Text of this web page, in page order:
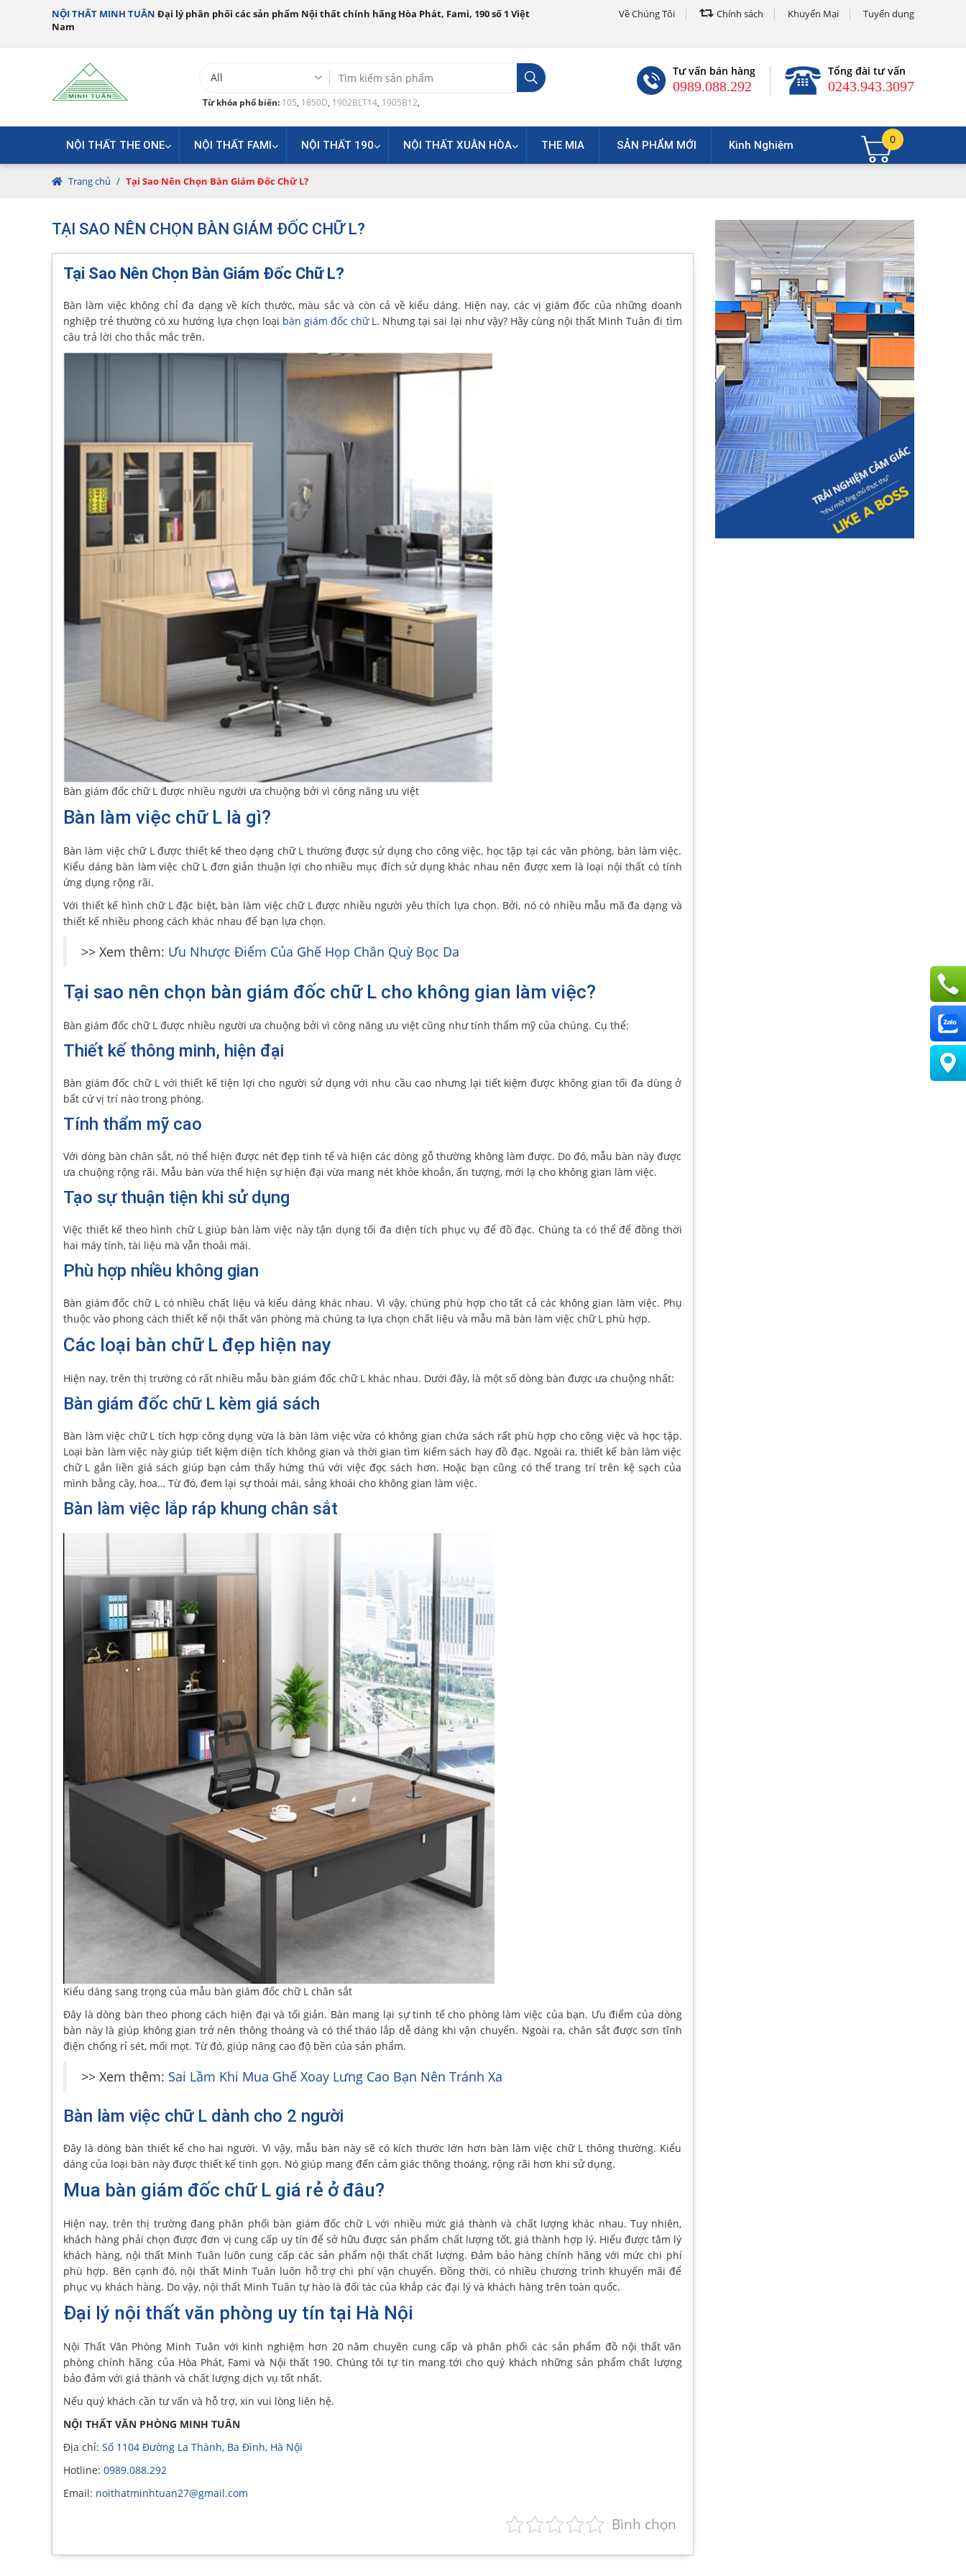
NỘI THẤT MINH TUÂN Đại lý phân phối các sản phẩm Nội thất chính hãng Hòa Phát, Fami, 190 số 1 Việt
Nam
Về Chúng Tôi Chính sách Khuyến Mại Tuyển dụng
for:
Từ khóa phổ biến: 105, 1850D, 1902BLT14, 1905B12,
Tư vấn bán hàng
0989.088.292
Tổng đài tư vấn
0243.943.3097
NỘI THẤT THE ONE NỘI THẤT FAMI NỘI THẤT 190 NỘI THẤT XUÂN HÒA THE MIA SẢN PHẨM MỚI Kinh Nghiệm 0
Trang chủ / Tại Sao Nên Chọn Bàn Giám Đốc Chữ L?
TẠI SAO NÊN CHỌN BÀN GIÁM ĐỐC CHỮ L?
Tại Sao Nên Chọn Bàn Giám Đốc Chữ L?
Bàn làm việc không chỉ đa dạng về kích thước, màu sắc và còn cả về kiểu dáng. Hiện nay, các vị giám đốc của những doanh
nghiệp trẻ thường có xu hướng lựa chọn loại bàn giám đốc chữ L. Nhưng tại sai lại như vậy? Hãy cùng nội thất Minh Tuân đi tìm
câu trả lời cho thắc mắc trên.
Bàn giám đốc chữ L được nhiều người ưa chuộng bởi vì công năng ưu việt
Bàn làm việc chữ L là gì?
Bàn làm việc chữ L được thiết kế theo dạng chữ L thường được sử dụng cho công việc, học tập tại các văn phòng, bàn làm việc.
Kiểu dáng bàn làm việc chữ L đơn giản thuận lợi cho nhiều mục đích sử dụng khác nhau nên được xem là loại nội thất có tính
ứng dụng rộng rãi.
Với thiết kế hình chữ L đặc biệt, bàn làm việc chữ L được nhiều người yêu thích lựa chọn. Bởi, nó có nhiều mẫu mã đa dạng và
thiết kế nhiều phong cách khác nhau để bạn lựa chọn.
>> Xem thêm: Ưu Nhược Điểm Của Ghế Họp Chân Quỳ Bọc Da
Tại sao nên chọn bàn giám đốc chữ L cho không gian làm việc?
Bàn giám đốc chữ L được nhiều người ưa chuộng bởi vì công năng ưu việt cũng như tính thẩm mỹ của chúng. Cụ thể:
Thiết kế thông minh, hiện đại
Bàn giám đốc chữ L với thiết kế tiện lợi cho người sử dụng với nhu cầu cao nhưng lại tiết kiệm được không gian tối đa dùng ở
bất cứ vị trí nào trong phòng.
Tính thẩm mỹ cao
Với dòng bàn chân sắt, nó thể hiện được nét đẹp tinh tế và hiện các dòng gỗ thường không làm được. Do đó, mẫu bàn này được
ưa chuộng rộng rãi. Mẫu bàn vừa thể hiện sự hiện đại vừa mang nét khỏe khoắn, ấn tượng, mới lạ cho không gian làm việc.
Tạo sự thuận tiện khi sử dụng
Việc thiết kế theo hình chữ L giúp bàn làm việc này tận dụng tối đa diện tích phục vụ để đồ đạc. Chúng ta có thể để đồng thời
hai máy tính, tài liệu mà vẫn thoải mái.
Phù hợp nhiều không gian
Bàn giám đốc chữ L có nhiều chất liệu và kiểu dáng khác nhau. Vì vậy, chúng phù hợp cho tất cả các không gian làm việc. Phụ
thuộc vào phong cách thiết kế nội thất văn phòng mà chúng ta lựa chọn chất liệu và mẫu mã bàn làm việc chữ L phù hợp.
Các loại bàn chữ L đẹp hiện nay
Hiện nay, trên thị trường có rất nhiều mẫu bàn giám đốc chữ L khác nhau. Dưới đây, là một số dòng bàn được ưa chuộng nhất:
Bàn giám đốc chữ L kèm giá sách
Bàn làm việc chữ L tích hợp công dụng vừa là bàn làm việc vừa có không gian chứa sách rất phù hợp cho công việc và học tập.
Loại bàn làm việc này giúp tiết kiệm diện tích không gian và thời gian tìm kiếm sách hay đồ đạc. Ngoài ra, thiết kế bàn làm việc
chữ L gắn liền giá sách giúp bạn cảm thấy hứng thú với việc đọc sách hơn. Hoặc bạn cũng có thể trang trí trên kệ sạch của
mình bằng cây, hoa… Từ đó, đem lại sự thoải mái, sảng khoái cho không gian làm việc.
Bàn làm việc lắp ráp khung chân sắt
Kiểu dáng sang trọng của mẫu bàn giám đốc chữ L chân sắt
Đây là dòng bàn theo phong cách hiện đại và tối giản. Bàn mang lại sự tinh tế cho phòng làm việc của bạn. Ưu điểm của dòng
bàn này là giúp không gian trở nên thông thoáng và có thể tháo lắp dễ dàng khi vận chuyển. Ngoài ra, chân sắt được sơn tĩnh
điện chống rỉ sét, mối mọt. Từ đó, giúp nâng cao độ bền của sản phẩm.
>> Xem thêm: Sai Lầm Khi Mua Ghế Xoay Lưng Cao Bạn Nên Tránh Xa
Bàn làm việc chữ L dành cho 2 người
Đây là dòng bàn thiết kế cho hai người. Vì vậy, mẫu bàn này sẽ có kích thước lớn hơn bàn làm việc chữ L thông thường. Kiểu
dáng của loại bàn này được thiết kế tinh gọn. Nó giúp mang đến cảm giác thông thoáng, rộng rãi hơn khi sử dụng.
Mua bàn giám đốc chữ L giá rẻ ở đâu?
Hiện nay, trên thị trường đang phân phối bàn giám đốc chữ L với nhiều mức giá thành và chất lượng khác nhau. Tuy nhiên,
khách hàng phải chọn được đơn vị cung cấp uy tín để sở hữu được sản phẩm chất lượng tốt, giá thành hợp lý. Hiểu được tâm lý
khách hàng, nội thất Minh Tuân luôn cung cấp các sản phẩm nội thất chất lượng. Đảm bảo hàng chính hãng với mức chi phí
phù hợp. Bên cạnh đó, nội thất Minh Tuân luôn hỗ trợ chi phí vận chuyển. Đồng thời, có nhiều chương trình khuyến mãi để
phục vụ khách hàng. Do vậy, nội thất Minh Tuân tự hào là đối tác của khắp các đại lý và khách hàng trên toàn quốc.
Đại lý nội thất văn phòng uy tín tại Hà Nội
Nội Thất Văn Phòng Minh Tuân với kinh nghiệm hơn 20 năm chuyên cung cấp và phân phối các sản phẩm đồ nội thất văn
phòng chính hãng của Hòa Phát, Fami và Nội thất 190. Chúng tôi tự tin mang tới cho quý khách những sản phẩm chất lượng
bảo đảm với giá thành và chất lượng dịch vụ tốt nhất.
Nếu quý khách cần tư vấn và hỗ trợ, xin vui lòng liên hệ.
NỘI THẤT VĂN PHÒNG MINH TUÂN
Địa chỉ: Số 1104 Đường La Thành, Ba Đình, Hà Nội
Hotline: 0989.088.292
Email: noithatminhtuan27@gmail.com
Bình chọn